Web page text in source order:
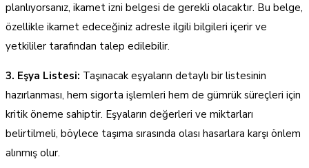
planlıyorsanız, ikamet izni belgesi de gerekli olacaktır. Bu belge,
özellikle ikamet edeceğiniz adresle ilgili bilgileri içerir ve
yetkililer tarafından talep edilebilir.
3. Eşya Listesi: Taşınacak eşyaların detaylı bir listesinin
hazırlanması, hem sigorta işlemleri hem de gümrük süreçleri için
kritik öneme sahiptir. Eşyaların değerleri ve miktarları
belirtilmeli, böylece taşıma sırasında olası hasarlara karşı önlem
alınmış olur.